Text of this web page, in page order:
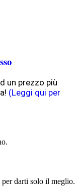
un prezzo più
(Leggi qui per
darti solo il meglio.